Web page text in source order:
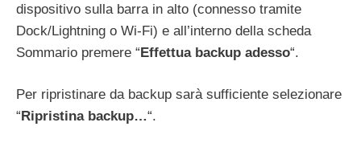
dispositivo sulla barra in alto (connesso tramite
Dock/Lightning o Wi-Fi) e all’interno della scheda
Sommario premere “Effettua backup adesso“.
Per ripristinare da backup sarà sufficiente selezionare
“ Ripristina backup…“.